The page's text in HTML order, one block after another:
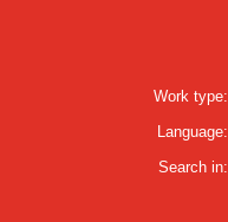
Work type:
Language:
Search in: